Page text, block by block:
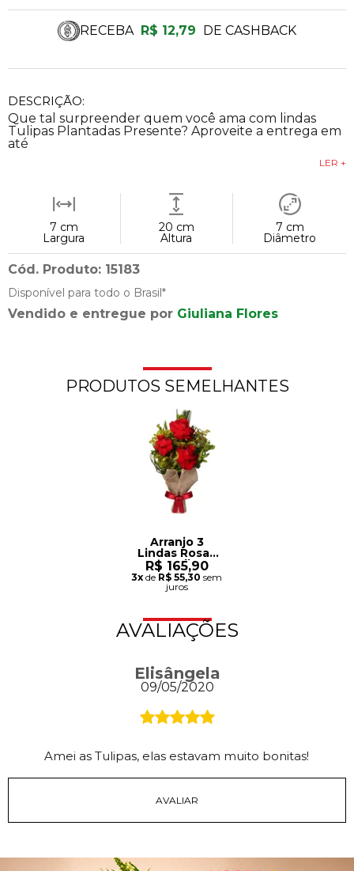
DESCRIÇÃO:
Que tal surpreender quem você ama com lindas
Tulipas Plantadas Presente? Aproveite a entrega em
até
LER +
7 cm
Largura
20 cm
Altura
7 cm
Diâmetro
Cód. Produto: 15183
Disponível para todo o Brasil*
Vendido e entregue por Giuliana Flores
RECEBA R$ 12,79 DE CASHBACK
PRODUTOS SEMELHANTES
Arranjo 3
Lindas Rosas
Vermelhas
R$ 165,90
3xde R$ 55,30 sem
juros
AVALIAÇÕES
Elisângela
09/05/2020
Amei as Tulipas, elas estavam muito bonitas!